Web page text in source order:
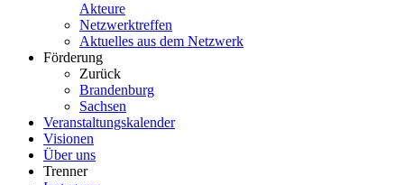
Akteure
Netzwerktreffen
Aktuelles aus dem Netzwerk
Förderung
Zurück
Brandenburg
Sachsen
Veranstaltungskalender
Visionen
Über uns
Trenner